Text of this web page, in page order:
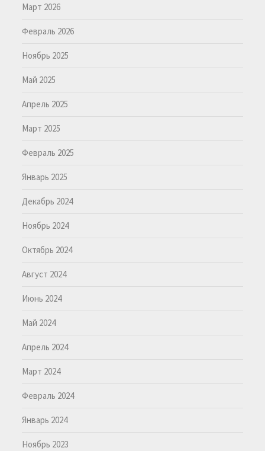
Март 2026
Февраль 2026
Ноябрь 2025
Май 2025
Апрель 2025
Март 2025
Февраль 2025
Январь 2025
Декабрь 2024
Ноябрь 2024
Октябрь 2024
Август 2024
Июнь 2024
Май 2024
Апрель 2024
Март 2024
Февраль 2024
Январь 2024
Ноябрь 2023